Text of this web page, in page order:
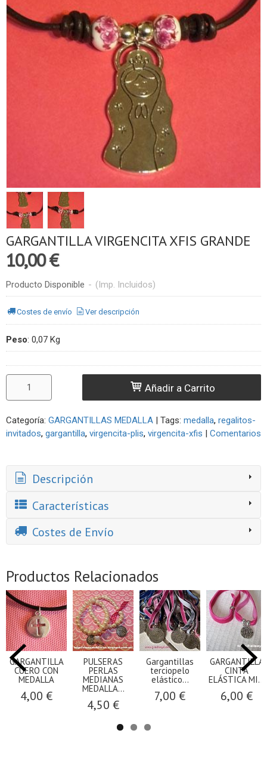
GARGANTILLA VIRGENCITA XFIS GRANDE
10,00 €
Producto Disponible - (Imp. Incluidos)
Costes de envío Ver descripción
Peso: 0,07 Kg
Añadir a Carrito
Categoría: GARGANTILLAS MEDALLA | Tags: medalla regalitos-
invitados gargantilla virgencita-plis virgencita-xfis | Comentarios
Descripción
Características
Costes de Envío
Productos Relacionados
GARGANTILLA
CUERO CON
MEDALLA
4,00 €
PULSERAS
PERLAS
MEDIANAS
MEDALLA...
4,50 €
Gargantillas
terciopelo
elástico...
7,00 €
GARGANTILLA
CINTA
ELÁSTICA MI...
6,00 €